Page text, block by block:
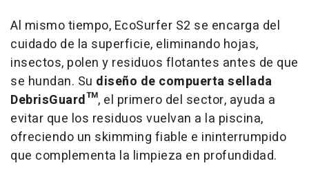
Al mismo tiempo, EcoSurfer S2 se encarga del
cuidado de la superficie, eliminando hojas,
insectos, polen y residuos flotantes antes de que
se hundan. Su diseño de compuerta sellada
DebrisGuard™, el primero del sector, ayuda a
evitar que los residuos vuelvan a la piscina,
ofreciendo un skimming fiable e ininterrumpido
que complementa la limpieza en profundidad.